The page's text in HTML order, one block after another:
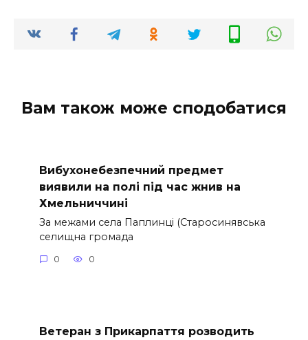
Вам також може сподобатися
Вибухонебезпечний предмет
виявили на полі під час жнив на
Хмельниччині
За межами села Паплинці (Старосинявська
селищна громада
0 0
Ветеран з Прикарпаття розводить